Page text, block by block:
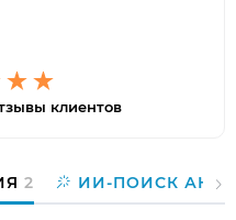
клиентов
2 ИИ-ПОИСК